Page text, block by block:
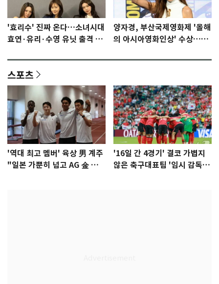
'효리수' 진짜 온다…소녀시대
효연·유리·수영 유닛 출격 [N
양자경, 부산국제영화제 '올해
의 아시아영화인상' 수상…15
스포츠
'역대 최고 멤버' 육상 男 계주
"일본 가뿐히 넘고 AG 金 따겠
'16일 간 4경기' 결코 가볍지
않은 축구대표팀 '임시 감독'